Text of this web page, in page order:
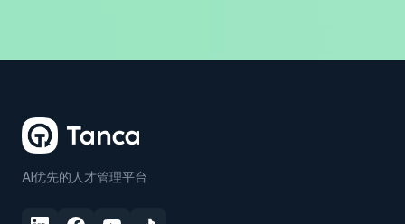
AI优先的人才管理平台